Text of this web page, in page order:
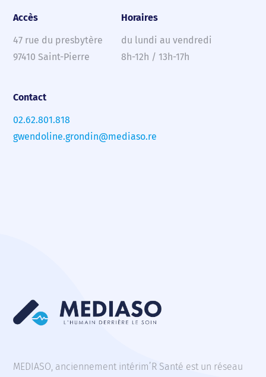
Accès
47 rue du presbytère
97410 Saint-Pierre
Horaires
du lundi au vendredi
8h-12h / 13h-17h
Contact
02.62.801.818
gwendoline.grondin@mediaso.re
MEDIASO, anciennement intérim’R Santé est un réseau